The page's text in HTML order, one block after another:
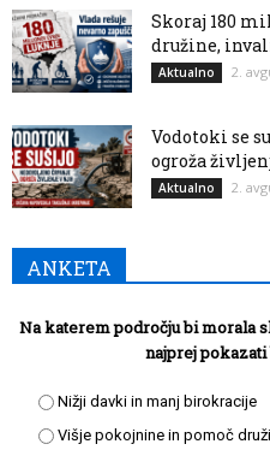
Skoraj 180
družine,
Aktualno 2.
Vodotoki se
ogroža
Aktualno 2.
ANKETA
Na katerem področju bi morala
najprej
Nižji davki in manj birokracije
Višje pokojnine in pomoč